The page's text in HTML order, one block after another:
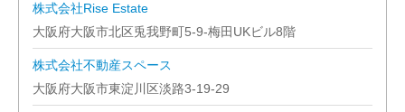
大阪市東住吉区
大阪市西成区
大阪市淀川区
株式会社Rise Estate
大阪府大阪市北区兎我野町5-9-梅田UKビル8階
株式会社不動産スペース
大阪府大阪市東淀川区淡路3-19-29